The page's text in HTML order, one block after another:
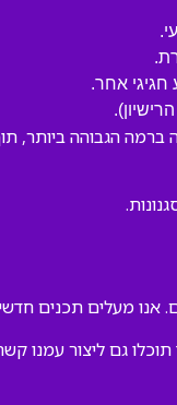
חגיגי אחר.
הגבוהה ביותר,
אנו מעלים תכנים
גם ליצור עמנו